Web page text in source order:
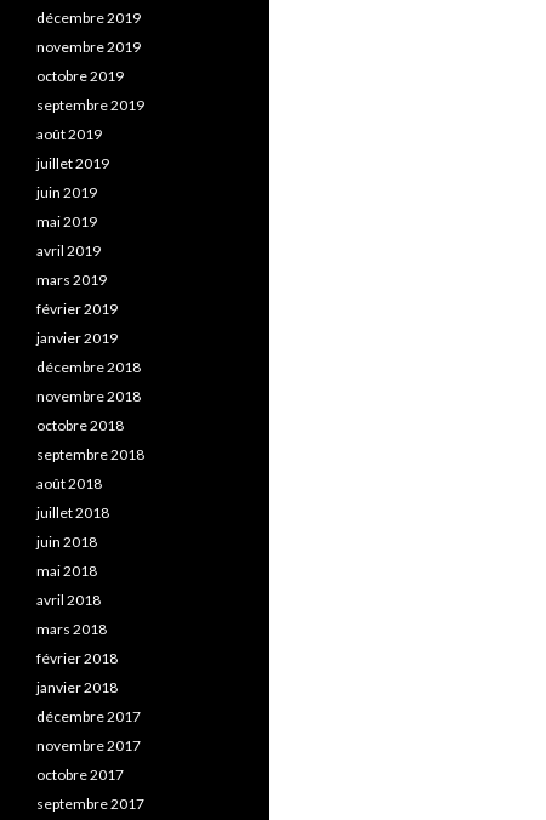
décembre 2019
novembre 2019
octobre 2019
septembre 2019
août 2019
juillet 2019
juin 2019
mai 2019
avril 2019
mars 2019
février 2019
janvier 2019
décembre 2018
novembre 2018
octobre 2018
septembre 2018
août 2018
juillet 2018
juin 2018
mai 2018
avril 2018
mars 2018
février 2018
janvier 2018
décembre 2017
novembre 2017
octobre 2017
septembre 2017